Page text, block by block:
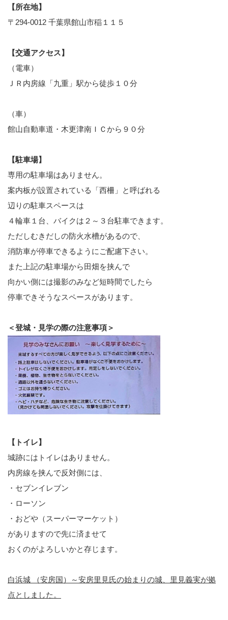
【所在地】
〒294-0012 千葉県館山市稲１１５
【交通アクセス】
（電車）
ＪＲ内房線「九重」駅から徒歩１０分
（車）
館山自動車道・木更津南ＩＣから９０分
【駐車場】
専用の駐車場はありません。
案内板が設置されている「西柵」と呼ばれる
辺りの駐車スペースは
４輪車１台、バイクは２～３台駐車できます。
ただしむきだしの防火水槽があるので、
消防車が停車できるようにご配慮下さい。
また上記の駐車場から田畑を挟んで
向かい側には撮影のみなど短時間でしたら
停車できそうなスペースがあります。
＜登城・見学の際の注意事項＞
【トイレ】
城跡にはトイレはありません。
内房線を挟んで反対側には、
・セブンイレブン
・ローソン
・おどや（スーパーマーケット）
がありますので先に済ませて
おくのがよろしいかと存じます。
白浜城 （安房国）～安房里見氏の始まりの城、里見義実が拠
点としました。